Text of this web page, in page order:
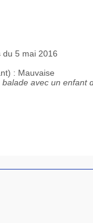
du 5 mai 2016
: Mauvaise
avec un enfant